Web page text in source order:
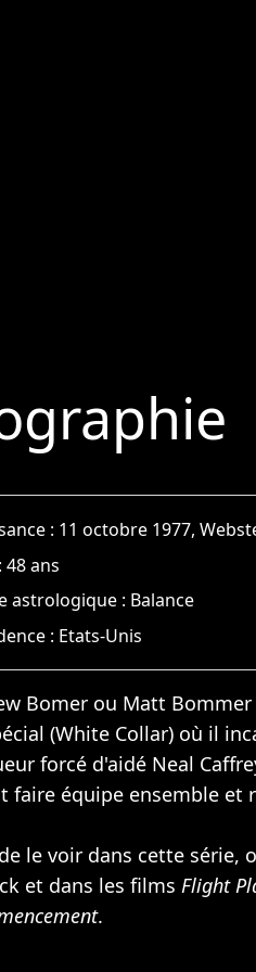
: 11 octobre 1977,
48 ans
astrologique : Balance
: Etats-Unis
Bomer ou Matt
(White Collar) où il
forcé d'aidé Neal
faire équipe ensemble et
le voir dans cette série,
et dans les films Flight
.